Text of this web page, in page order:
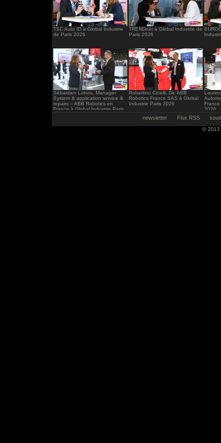
TSC Auto ID à Global Industrie
de Paris 2026
TRENDnet à Global Industrie de
Paris 2026
Sébastien Lohou, Manager
System & application service &
repairs – ABB Robotics en
France à Global Industrie Paris
Robertino Cinelli, Dir. ABB
Robotics France SAS à Global
Industrie Paris 2026
2026
newsletter Flux RSS
© 2013